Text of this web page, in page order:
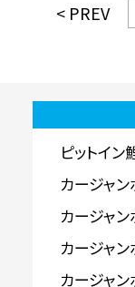
< PREV
ピットイ
カージャ
カージャ
カージャ
カージャ